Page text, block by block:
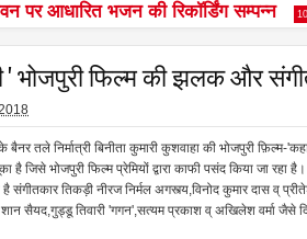
आधारित भजन की रिकॉर्डिंग सम्पन्न 10:09 PM
' भोजपुरी फिल्म की झलक और
तले निर्मात्री बिनीता कुमारी कुशवाहा की भोजपुरी फ़िल्म-
चूका है जिसे भोजपुरी फिल्म प्रेमियों द्वारा काफी पसंद किया जा
संगीतकार तिकड़ी नीरज निर्मल अगस्त्य,विनोद कुमार दास व्
शान सैयद,गुड्डू तिवारी 'गगन',सत्यम प्रकाश व् अखिलेश वर्मा जैसे